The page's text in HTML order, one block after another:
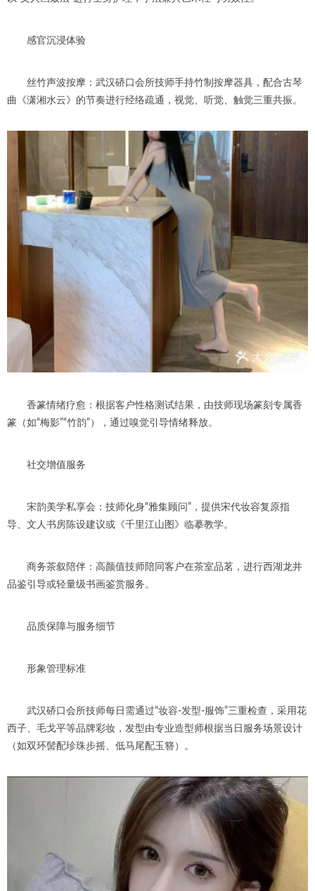
感官沉浸体验
丝竹声波按摩：武汉硚口会所技师手持竹制按摩器具，配合古琴
曲《潇湘水云》的节奏进行经络疏通，视觉、听觉、触觉三重共振。
香篆情绪疗愈：根据客户性格测试结果，由技师现场篆刻专属香
篆（如“梅影”“竹韵”），通过嗅觉引导情绪释放。
社交增值服务
宋韵美学私享会：技师化身“雅集顾问”，提供宋代妆容复原指
导、文人书房陈设建议或《千里江山图》临摹教学。
商务茶叙陪伴：高颜值技师陪同客户在茶室品茗，进行西湖龙井
品鉴引导或轻量级书画鉴赏服务。
品质保障与服务细节
形象管理标准
武汉硚口会所技师每日需通过“妆容-发型-服饰”三重检查，采用花
西子、毛戈平等品牌彩妆，发型由专业造型师根据当日服务场景设计
（如双环髻配珍珠步摇、低马尾配玉簪）。